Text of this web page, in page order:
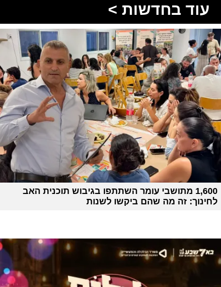
עוד בחדשות >
1,600 מתושבי עומר השתתפו בגיבוש תוכנית האב
לחינוך: זה מה שהם ביקשו לשנות